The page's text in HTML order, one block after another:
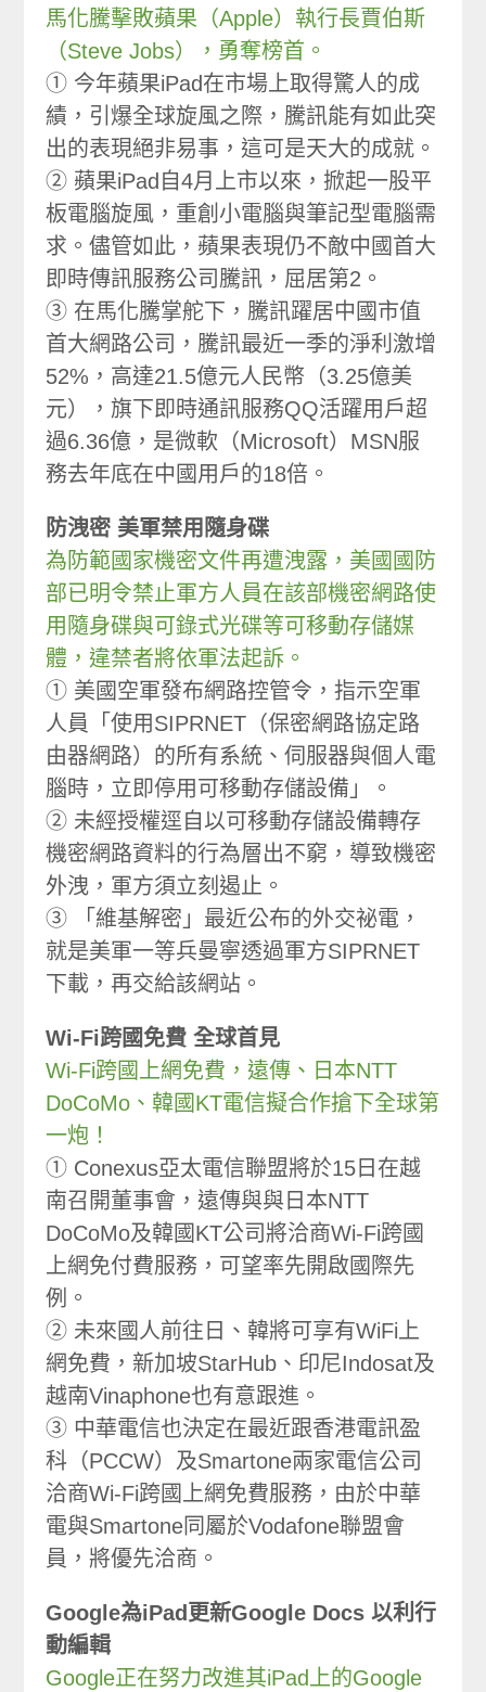
馬化騰擊敗蘋果（Apple）執行長賈伯斯
（Steve Jobs），勇奪榜首。
① 今年蘋果iPad在市場上取得驚人的成
績，引爆全球旋風之際，騰訊能有如此突
出的表現絕非易事，這可是天大的成就。
② 蘋果iPad自4月上市以來，掀起一股平
板電腦旋風，重創小電腦與筆記型電腦需
求。儘管如此，蘋果表現仍不敵中國首大
即時傳訊服務公司騰訊，屈居第2。
③ 在馬化騰掌舵下，騰訊躍居中國市值
首大網路公司，騰訊最近一季的淨利激增
52%，高達21.5億元人民幣（3.25億美
元），旗下即時通訊服務QQ活躍用戶超
過6.36億，是微軟（Microsoft）MSN服
務去年底在中國用戶的18倍。
防洩密 美軍禁用隨身碟
為防範國家機密文件再遭洩露，美國國防
部已明令禁止軍方人員在該部機密網路使
用隨身碟與可錄式光碟等可移動存儲媒
體，違禁者將依軍法起訴。
① 美國空軍發布網路控管令，指示空軍
人員「使用SIPRNET（保密網路協定路
由器網路）的所有系統、伺服器與個人電
腦時，立即停用可移動存儲設備」。
② 未經授權逕自以可移動存儲設備轉存
機密網路資料的行為層出不窮，導致機密
外洩，軍方須立刻遏止。
③ 「維基解密」最近公布的外交祕電，
就是美軍一等兵曼寧透過軍方SIPRNET
下載，再交給該網站。
Wi-Fi跨國免費 全球首見
Wi-Fi跨國上網免費，遠傳、日本NTT
DoCoMo、韓國KT電信擬合作搶下全球第
一炮！
① Conexus亞太電信聯盟將於15日在越
南召開董事會，遠傳與與日本NTT
DoCoMo及韓國KT公司將洽商Wi-Fi跨國
上網免付費服務，可望率先開啟國際先
例。
② 未來國人前往日、韓將可享有WiFi上
網免費，新加坡StarHub、印尼Indosat及
越南Vinaphone也有意跟進。
③ 中華電信也決定在最近跟香港電訊盈
科（PCCW）及Smartone兩家電信公司
洽商Wi-Fi跨國上網免費服務，由於中華
電與Smartone同屬於Vodafone聯盟會
員，將優先洽商。
Google為iPad更新Google Docs 以利行
動編輯
Google正在努力改進其iPad上的Google